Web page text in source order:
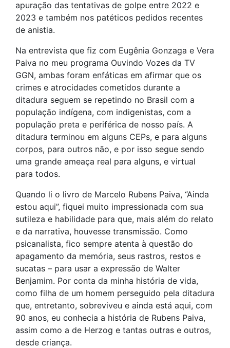
apuração das tentativas de golpe entre 2022 e
2023 e também nos patéticos pedidos recentes
de anistia.
Na entrevista que fiz com Eugênia Gonzaga e Vera
Paiva no meu programa Ouvindo Vozes da TV
GGN, ambas foram enfáticas em afirmar que os
crimes e atrocidades cometidos durante a
ditadura seguem se repetindo no Brasil com a
população indígena, com indigenistas, com a
população preta e periférica de nosso país. A
ditadura terminou em alguns CEPs, e para alguns
corpos, para outros não, e por isso segue sendo
uma grande ameaça real para alguns, e virtual
para todos.
Quando li o livro de Marcelo Rubens Paiva, “Ainda
estou aqui”, fiquei muito impressionada com sua
sutileza e habilidade para que, mais além do relato
e da narrativa, houvesse transmissão. Como
psicanalista, fico sempre atenta à questão do
apagamento da memória, seus rastros, restos e
sucatas – para usar a expressão de Walter
Benjamim. Por conta da minha história de vida,
como filha de um homem perseguido pela ditadura
que, entretanto, sobreviveu e ainda está aqui, com
90 anos, eu conhecia a história de Rubens Paiva,
assim como a de Herzog e tantas outras e outros,
desde criança.